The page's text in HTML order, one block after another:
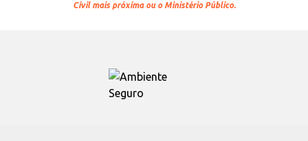
Civil mais próxima ou o Ministério Público.